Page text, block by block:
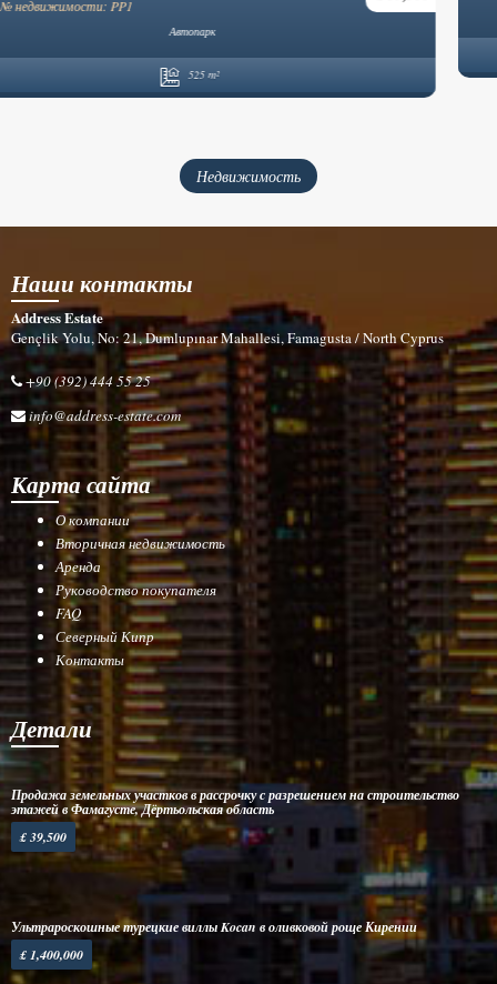
Без мебели Частный бассейн Открытая планировка
Недвижимость
Наши контакты
Address Estate
Gençlik Yolu, No: 21, Dumlupınar Mahallesi, Famagusta / North Cyprus
+90 (392) 444 55 25
info@address-estate.com
Карта сайта
О компании
Вторичная недвижимость
Аренда
Руководство покупателя
FAQ
Северный Кипр
Контакты
Детали
Продажа земельных участков в рассрочку с разрешением на строительство
этажей в Фамагусте, Дёртьольская область
£ 39,500
Ультрароскошные турецкие виллы Kocan в оливковой роще Кирении
£ 1,400,000